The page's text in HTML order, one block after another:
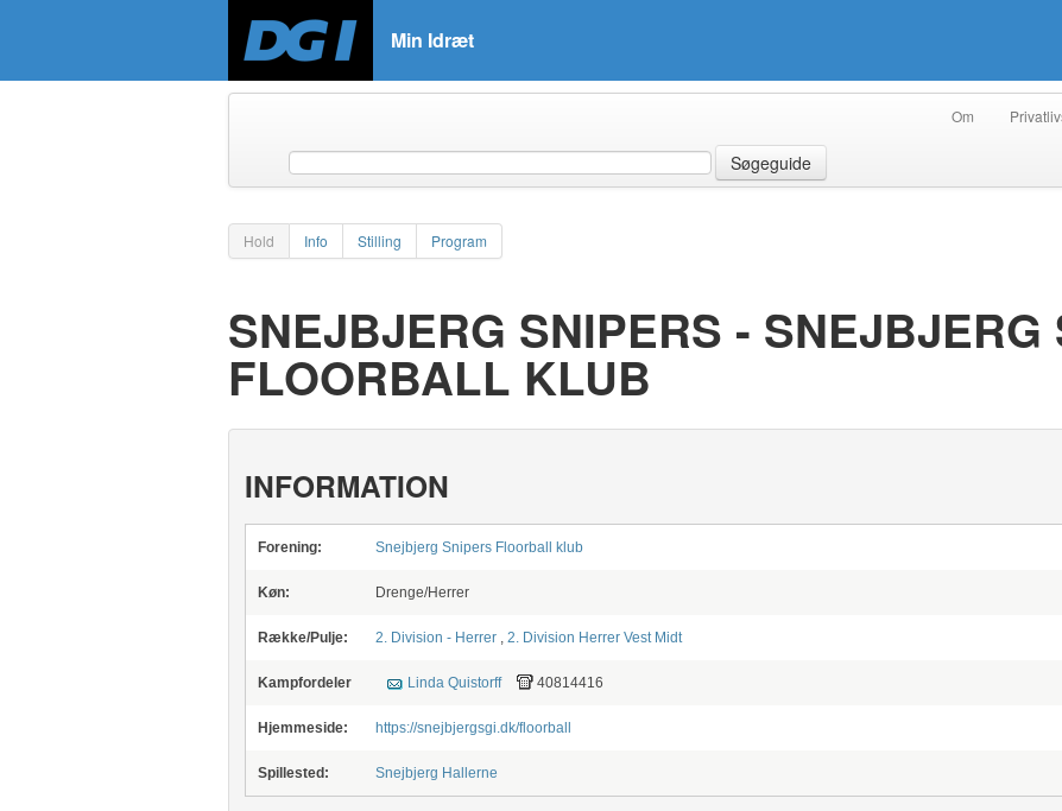
Min Idræt
Om
Søgeguide
Hold Info Stilling Program
SNEJBJERG SNIPERS - SNEJBJERG
FLOORBALL KLUB
INFORMATION
Forening: Snejbjerg Snipers Floorball klub
Køn: Drenge/Herrer
Række/Pulje: 2. Division - Herrer, 2. Division Herrer Vest Midt
Kampfordeler Linda Quistorff 40814416
Hjemmeside: https://snejbjergsgi.dk/floorball
Spillested: Snejbjerg Hallerne